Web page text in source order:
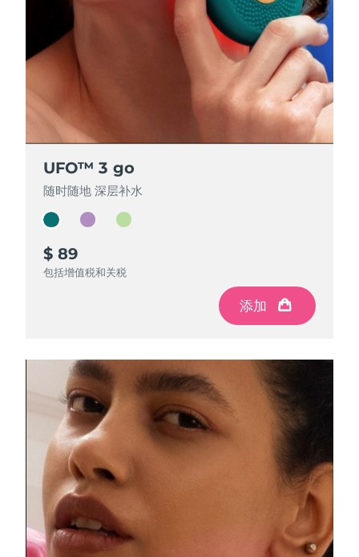
UFO™ 3 go
随时随地 深层补水
$ 89
包括增值税和关税
添加
UFO™ 3 go
随时随地 深层补水
$ 79
包括增值税和关税
添加
UFO™ 3 go
随时随地 深层补水
$ 69
包括增值税和关税
添加
预计送达日期8/14/26
斯洛伐克 预计送达日期 8/12/26
斯洛文尼亚 预计送达日期8/12/26
南非 预计送达日期8/20/26
韩国
西班牙
瑞典
预计送达日期 8/12/26
预计送达日期
土耳其 预计送达日期
阿拉伯联合酋长国 8/13/26
英国 预计送达日期8/12/26
美国 8/13/26